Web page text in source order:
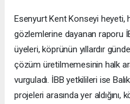
Esenyurt Kent Konseyi heyeti,
gözlemlerine dayanan raporu
üyeleri, köprünün yıllardır
çözüm üretilmemesinin halk
vurguladı. İBB yetkilileri ise
projeleri arasında yer